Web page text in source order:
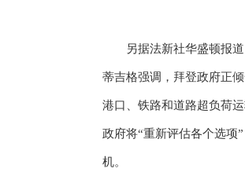
另据法新社华盛顿报
蒂吉格强调，拜登政府正
港口、铁路和道路超负荷
政府将“重新评估各个选项
机。